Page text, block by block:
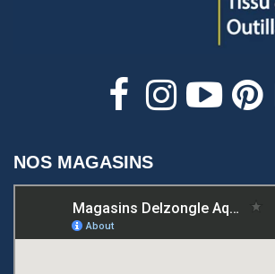
NOS MAGASINS